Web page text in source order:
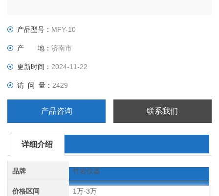
产品型号： MFY-10
产 地：济南市
更新时间：2024-11-22
访 问 量：2429
产品咨询 联系我们
详细介绍
品牌 竹岩仪器
价格区间 1万-3万